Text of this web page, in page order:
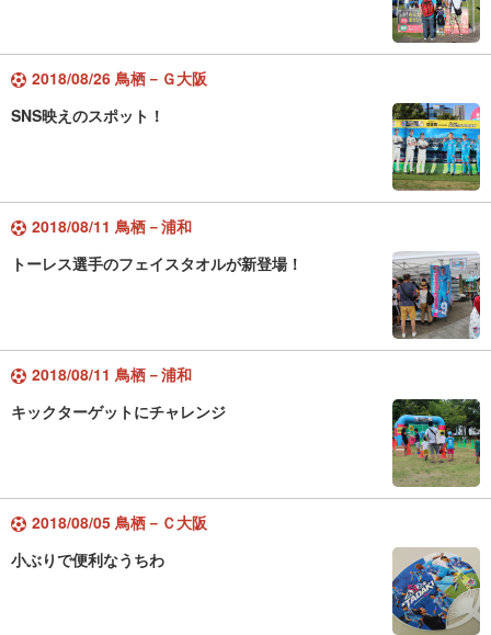
2018/08/26 鳥栖－Ｇ大阪
SNS映えのスポット！
2018/08/11 鳥栖－浦和
トーレス選手のフェイスタオルが新登場！
2018/08/11 鳥栖－浦和
キックターゲットにチャレンジ
2018/08/05 鳥栖－Ｃ大阪
小ぶりで便利なうちわ